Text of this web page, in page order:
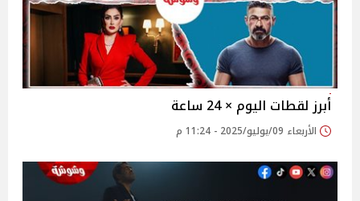
أبرز لقطات اليوم × 24 ساعة‎‎‎
الأربعاء 09/يوليو/2025 - 11:24 م